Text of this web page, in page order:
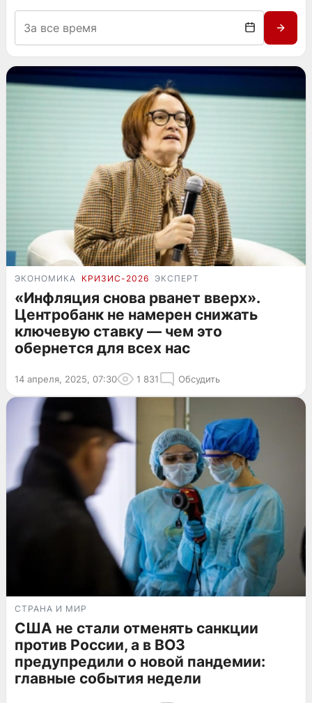
ЭКОНОМИКА КРИЗИС-2026 ЭКСПЕРТ
«Инфляция снова рванет вверх».
Центробанк не намерен снижать
ключевую ставку — чем это
обернется для всех нас
14 апреля, 2025, 07:30 1 831 Обсудить
СТРАНА И МИР
США не стали отменять санкции
против России, а в ВОЗ
предупредили о новой пандемии:
главные события недели